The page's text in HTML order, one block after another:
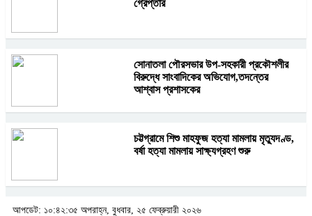
গ্রেপ্তার
সোনাতলা পৌরসভার উপ-সহকারী প্রকৌশলীর
বিরুদ্ধে সাংবাদিকের অভিযোগ,তদন্তের
আশ্বাস প্রশাসকের
চট্টগ্রামে শিশু মাহফুজ হত্যা মামলায় মৃত্যুদণ্ড,
বর্ষা হত্যা মামলায় সাক্ষ্যগ্রহণ শুরু
আপডেট: ১০:৪২:৩৫ অপরাহ্ন, বুধবার, ২৫ ফেব্রুয়ারী ২০২৬